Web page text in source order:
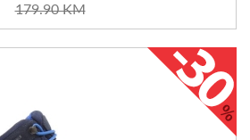
179.90 KM